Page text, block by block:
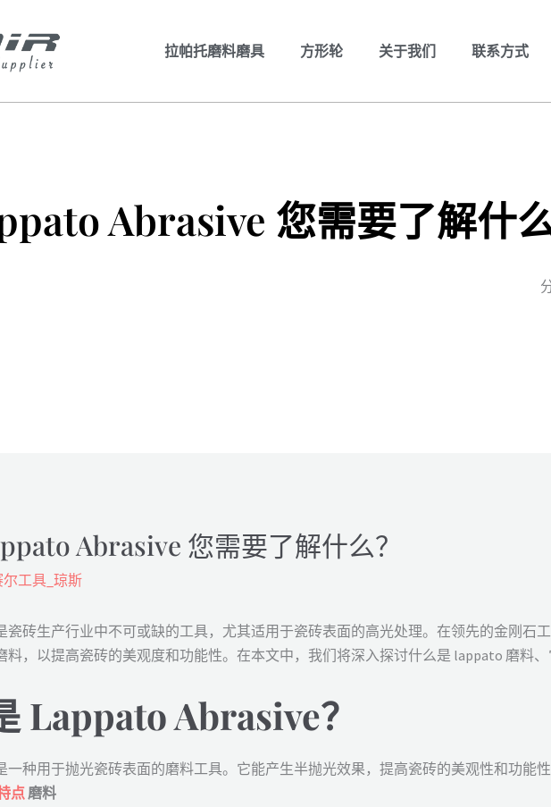
拉帕托磨料磨具 方形轮 关于我们 联系方式
Abrasive 您需要了解什么
Abrasive 您需要了解什么？
尔工具_琼斯
瓷砖生产行业中不可或缺的工具，尤其适用于瓷砖表面的高光处理。在领先的金刚石
料，以提高瓷砖的美观度和功能性。在本文中，我们将深入探讨什么是 lappato 磨料
Lappato Abrasive？
一种用于抛光瓷砖表面的磨料工具。它能产生半抛光效果，提高瓷砖的美观性和功能性
点磨料